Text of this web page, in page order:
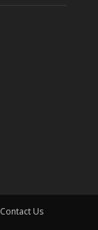
Contact Us